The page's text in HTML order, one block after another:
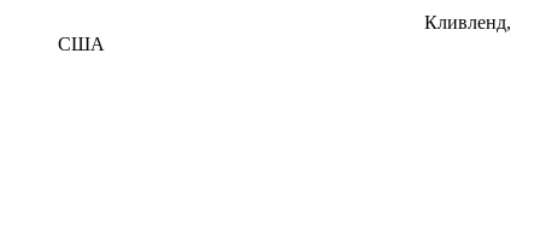
Кливленд,
США